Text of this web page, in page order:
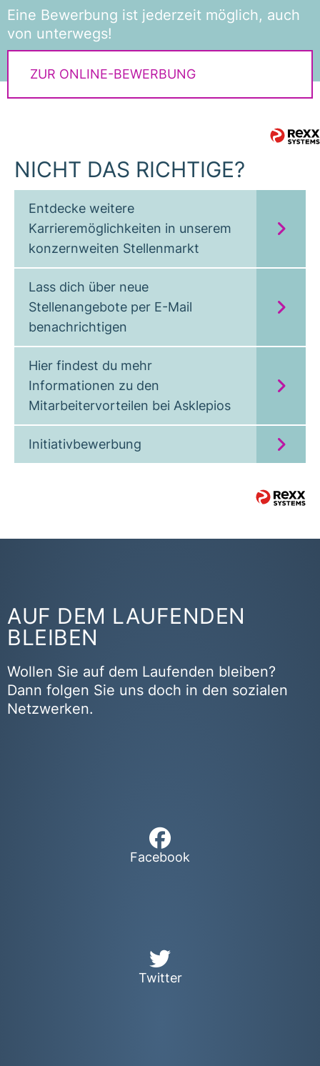
Eine Bewerbung ist jederzeit möglich, auch
von unterwegs!
ZUR ONLINE-BEWERBUNG
NICHT DAS RICHTIGE?
Entdecke weitere
Karrieremöglichkeiten in unserem
konzernweiten Stellenmarkt
Lass dich über neue
Stellenangebote per E-Mail
benachrichtigen
Hier findest du mehr
Informationen zu den
Mitarbeitervorteilen bei Asklepios
Initiativbewerbung
AUF DEM LAUFENDEN
BLEIBEN
Wollen Sie auf dem Laufenden bleiben?
Dann folgen Sie uns doch in den sozialen
Netzwerken.
Facebook
Twitter